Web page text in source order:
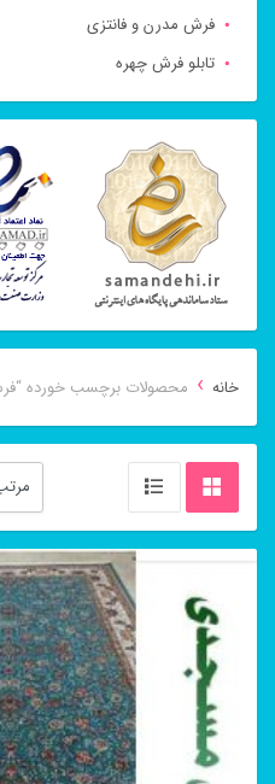
فرش مدرن و فانتزی
تابلو فرش چهره
خانه › محصولات برچسب خورده